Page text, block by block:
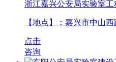
浙江嘉兴公安局实验室工
【地点】：嘉兴市中山
点击
咨询